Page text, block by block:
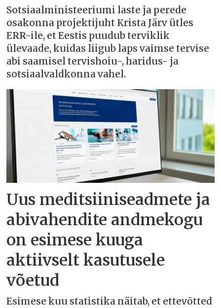
Sotsiaalministeeriumi laste ja perede
osakonna projektijuht Krista Järv ütles
ERR-ile, et Eestis puudub terviklik
ülevaade, kuidas liigub laps vaimse tervise
abi saamisel tervishoiu-, haridus- ja
sotsiaalvaldkonna vahel.
Uus meditsiiniseadmete ja
abivahendite andmekogu
on esimese kuuga
aktiivselt kasutusele
võetud
Esimese kuu statistika näitab, et ettevõtted